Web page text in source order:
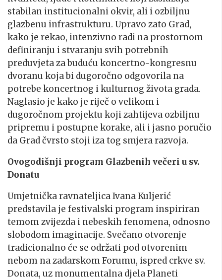
stabilan institucionalni okvir, ali i ozbiljnu
glazbenu infrastrukturu. Upravo zato Grad,
kako je rekao, intenzivno radi na prostornom
definiranju i stvaranju svih potrebnih
preduvjeta za buduću koncertno-kongresnu
dvoranu koja bi dugoročno odgovorila na
potrebe koncertnog i kulturnog života grada.
Naglasio je kako je riječ o velikom i
dugoročnom projektu koji zahtijeva ozbiljnu
pripremu i postupne korake, ali i jasno poručio
da Grad čvrsto stoji iza tog smjera razvoja.
Ovogodišnji program Glazbenih večeri u sv.
Donatu
Umjetnička ravnateljica Ivana Kuljerić
predstavila je festivalski program inspiriran
temom zvijezda i nebeskih fenomena, odnosno
slobodom imaginacije. Svečano otvorenje
tradicionalno će se održati pod otvorenim
nebom na zadarskom Forumu, ispred crkve sv.
Donata, uz monumentalna djela Planeti